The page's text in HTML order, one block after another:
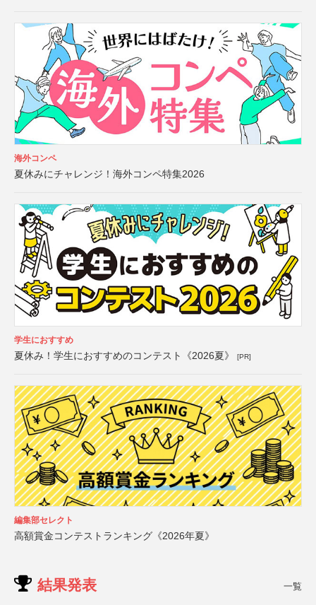
海外コンペ
夏休みにチャレンジ！海外コンペ特集2026
学生におすすめ
夏休み！学生におすすめのコンテスト《2026夏》 [PR]
編集部セレクト
高額賞金コンテストランキング《2026年夏》
結果発表 一覧